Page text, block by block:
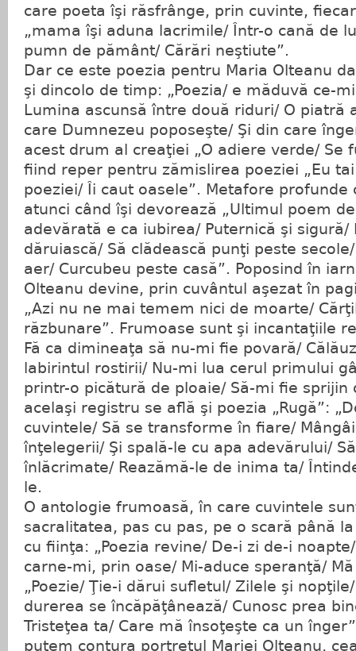
care poeta îşi răsfrânge, prin cuvinte,
„mama îşi aduna lacrimile/ Într-o cană de
pumn de pământ/ Cărări neştiute”.
Dar ce este poezia pentru Maria Olteanu
şi dincolo de timp: „Poezia/ e măduvă ce-
Lumina ascunsă între două riduri/ O piatră
care Dumnezeu poposeşte/ Şi din care
acest drum al creaţiei „O adiere verde/ Se
fiind reper pentru zămislirea poeziei „Eu
poeziei/ Îi caut oasele”. Metafore profunde
atunci când îşi devorează „Ultimul poem
adevărată e ca iubirea/ Puternică şi sigură/
dăruiască/ Să clădească punţi peste
aer/ Curcubeu peste casă”. Poposind în
Olteanu devine, prin cuvântul aşezat în
„Azi nu ne mai temem nici de moarte/
răzbunare”. Frumoase sunt şi incantaţiile
Fă ca dimineaţa să nu-mi fie povară/
labirintul rostirii/ Nu-mi lua cerul primului
printr-o picătură de ploaie/ Să-mi fie sprijin
acelaşi registru se află şi poezia „Rugă”:
cuvintele/ Să se transforme în fiare/
înţelegerii/ Şi spală-le cu apa adevărului/
înlăcrimate/ Reazămă-le de inima ta/
le.
O antologie frumoasă, în care cuvintele
sacralitatea, pas cu pas, pe o scară până
cu fiinţa: „Poezia revine/ De-i zi de-i
carne-mi, prin oase/ Mi-aduce speranţă/
„Poezie/ Ţie-i dărui sufletul/ Zilele şi
durerea se încăpăţânează/ Cunosc prea
Tristeţea ta/ Care mă însoţeşte ca un
putem contura portretul Mariei Olteanu,